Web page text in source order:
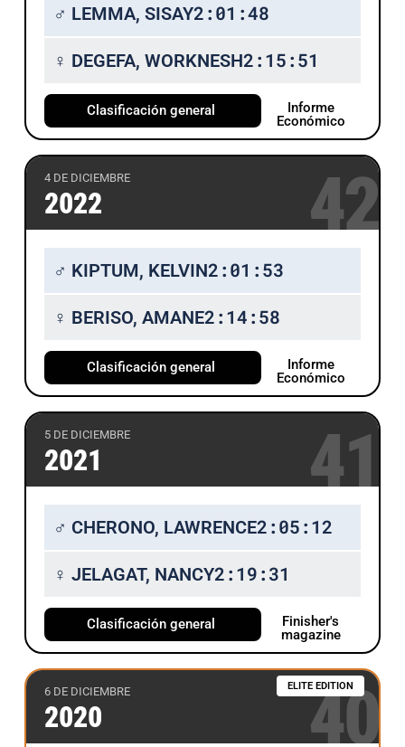
♂ LEMMA, SISAY2:01:48
♀ DEGEFA, WORKNESH2:15:51
Clasificación general
Informe
Económico
4 DE DICIEMBRE
2022 42
♂ KIPTUM, KELVIN2:01:53
♀ BERISO, AMANE2:14:58
Clasificación general
Informe
Económico
5 DE DICIEMBRE
2021 41
♂ CHERONO, LAWRENCE2:05:12
♀ JELAGAT, NANCY2:19:31
Clasificación general
Finisher's
magazine
6 DE DICIEMBRE
2020
ELITE EDITION
40